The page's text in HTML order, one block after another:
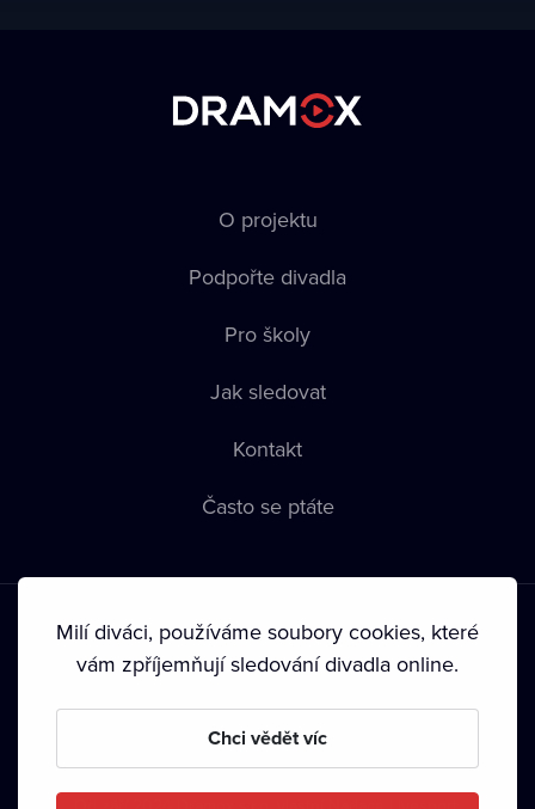
O projektu
Podpořte divadla
Pro školy
Jak sledovat
Kontakt
Často se ptáte
Podmínky používání • Ochrana soukromí • Zásady používání
• Autorská práva•
Milí diváci, používáme soubory cookies, které
vám zpříjemňují sledování divadla online.
Chci vědět víc